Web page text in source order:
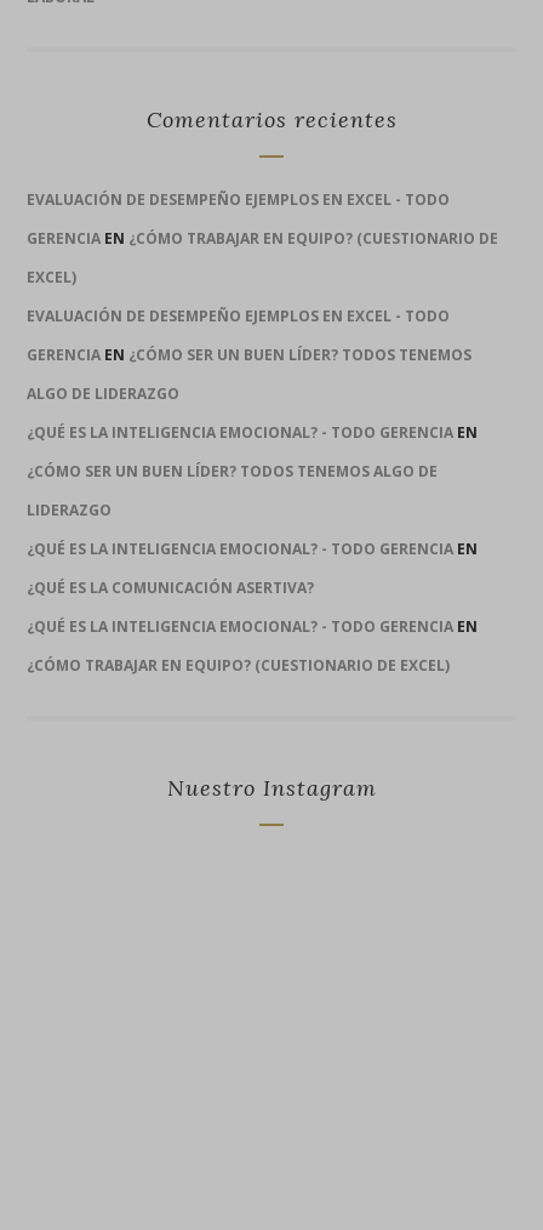
Comentarios recientes
EVALUACIÓN DE DESEMPEÑO EJEMPLOS EN EXCEL - TODO
GERENCIA EN ¿CÓMO TRABAJAR EN EQUIPO? (CUESTIONARIO DE
EXCEL)
EVALUACIÓN DE DESEMPEÑO EJEMPLOS EN EXCEL - TODO
GERENCIA EN ¿CÓMO SER UN BUEN LÍDER? TODOS TENEMOS
ALGO DE LIDERAZGO
¿QUÉ ES LA INTELIGENCIA EMOCIONAL? - TODO GERENCIA EN
¿CÓMO SER UN BUEN LÍDER? TODOS TENEMOS ALGO DE
LIDERAZGO
¿QUÉ ES LA INTELIGENCIA EMOCIONAL? - TODO GERENCIA EN
¿QUÉ ES LA COMUNICACIÓN ASERTIVA?
¿QUÉ ES LA INTELIGENCIA EMOCIONAL? - TODO GERENCIA EN
¿CÓMO TRABAJAR EN EQUIPO? (CUESTIONARIO DE EXCEL)
Nuestro Instagram